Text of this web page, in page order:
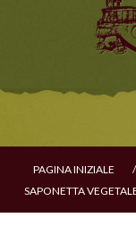
PAGINA INIZIALE /
SAPONETTA